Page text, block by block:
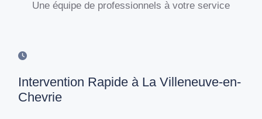
Une équipe de professionnels à votre service
Intervention Rapide à La Villeneuve-en-
Chevrie